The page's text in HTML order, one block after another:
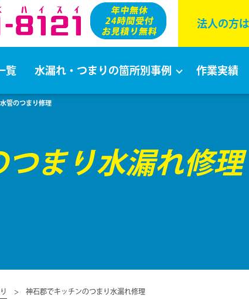
法⼈の⽅
覧 水漏れ・つまりの箇所別事例 作業実績
管のつまり修理
まり水漏れ修理
神石郡でキッチンのつまり水漏れ修理